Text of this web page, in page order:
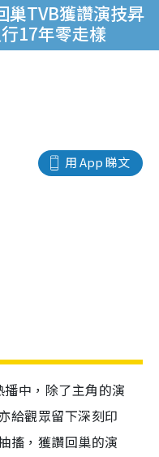
巢TVB獲讚演技昇
17年零走樣
用 App 睇文
中，除了主角的演
給觀眾留下深刻印
搐，獲讚回巢的演